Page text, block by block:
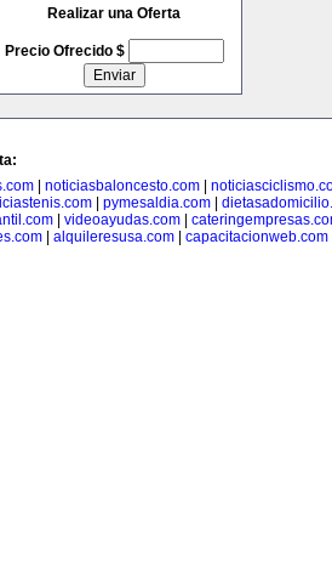
Realizar una Oferta
Precio Ofrecido $
| noticiasbaloncesto.com|
| pymesaldia.com|
| videoayudas.com|
| alquileresusa.com| capacitacionweb.com|